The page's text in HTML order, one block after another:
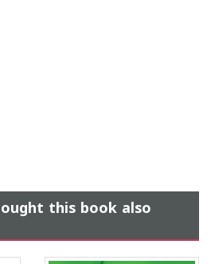
this book also